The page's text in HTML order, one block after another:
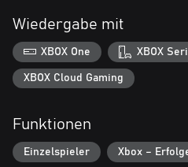
- Eine freundliche und
Charakteren mit tiefen
Persönlichkeiten.
- Kinoähnliche Präsentation,
Downfall)
- Eine atmosphärische, warme und
Wiedergabe mit
XBOX One XBOX
XBOX Cloud Gaming
Funktionen
Einzelspieler Xbox –